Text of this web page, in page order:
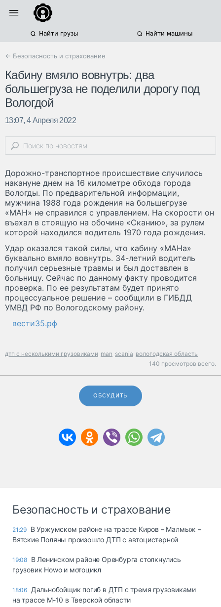
Найти грузы Найти машины
← Безопасность и страхование
Кабину вмяло вовнутрь: два
большегруза не поделили дорогу под
Вологдой
13:07, 4 Апреля 2022
Дорожно-транспортное происшествие случилось
накануне днем на 16 километре обхода города
Вологды. По предварительной информации,
мужчина 1988 года рождения на большегрузе
«МАН» не справился с управлением. На скорости он
въехал в стоящую на обочине «Сканию», за рулем
которой находился водитель 1970 года рождения.
Удар оказался такой силы, что кабину «МАНа»
буквально вмяло вовнутрь. 34-летний водитель
получил серьезные травмы и был доставлен в
больницу. Сейчас по данному факту проводится
проверка. По ее результатам будет принято
процессуальное решение – сообщили в ГИБДД
УМВД РФ по Вологодскому району.
вести35.рф
дтп с несколькими грузовиками man scania вологодская область
140 просмотров всего.
ОБСУДИТЬ
Безопасность и страхование
21:29 В Уржумском районе на трассе Киров – Малмыж –
Вятские Поляны произошло ДТП с автоцистерной
19:08 В Ленинском районе Оренбурга столкнулись
грузовик Howo и мотоцикл
18:06 Дальнобойщик погиб в ДТП с тремя грузовиками
на трассе М-10 в Тверской области